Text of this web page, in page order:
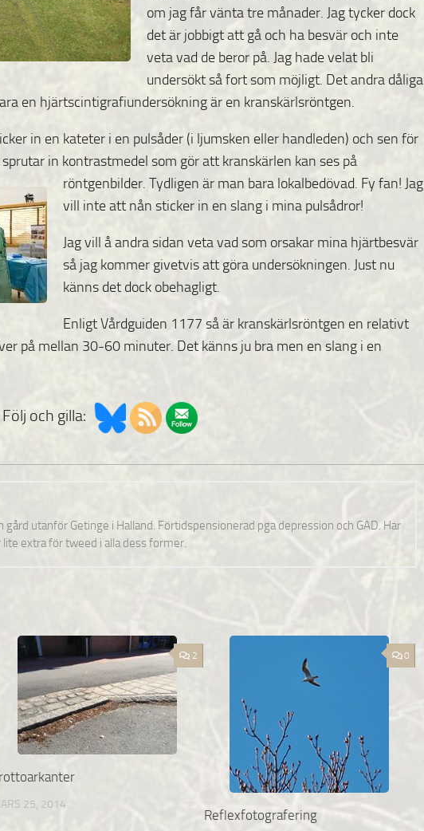
om jag får vänta tre månader. Jag tycker dock
det är jobbigt att gå och ha besvär och inte
veta vad de beror på. Jag hade velat bli
undersökt så fort som möjligt. Det andra dåliga
en hjärtscintigrafiundersökning är en kranskärlsröntgen.
in en kateter i en pulsåder (i ljumsken eller handleden) och sen för
in kontrastmedel som gör att kranskärlen kan ses på
röntgenbilder. Tydligen är man bara lokalbedövad. Fy fan! Jag
vill inte att nån sticker in en slang i mina pulsådror!
Jag vill å andra sidan veta vad som orsakar mina hjärtbesvär
så jag kommer givetvis att göra undersökningen. Just nu
känns det dock obehagligt.
Enligt Vårdguiden 1177 så är kranskärlsröntgen en relativt
på mellan 30-60 minuter. Det känns ju bra men en slang i en
Följ och gilla:
utanför Getinge i Halland. Förtidspensionerad pga depression och GAD. Har
extra för tweed i alla dess former.
2
25, 2014
0
Reflexfotografering